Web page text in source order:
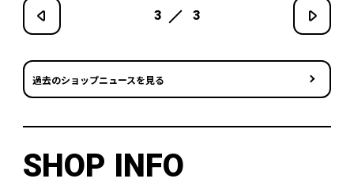
1 3
過去のショップニュースを見る
SHOP INFO